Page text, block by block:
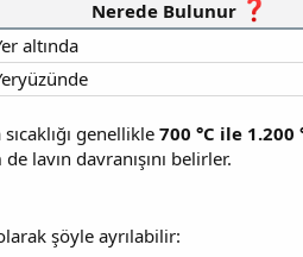
Nerede Bulunur
altında
genellikle 700 °C ile 1.200
de lavın davranışını belirler.
şöyle ayrılabilir: